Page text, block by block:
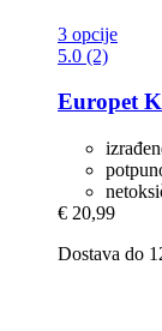
3 opcije
5.0 (2)
Europet
€ 20,99
Dostava do